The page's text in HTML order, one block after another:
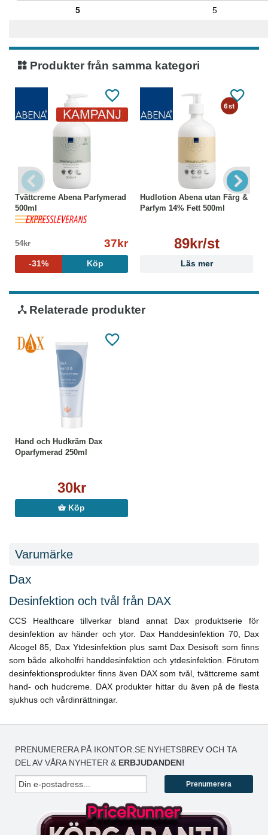
5 5
Produkter från samma kategori
Tvättcreme Abena Parfymerad
500ml
54kr 37kr
-31% Köp
Hudlotion Abena utan Färg &
Parfym 14% Fett 500ml
89kr/st
Läs mer
Relaterade produkter
Hand och Hudkräm Dax
Oparfymerad 250ml
30kr
Köp
Varumärke
Dax
Desinfektion och tvål från DAX
CCS Healthcare tillverkar bland annat Dax produktserie för
desinfektion av händer och ytor. Dax Handdesinfektion 70, Dax
Alcogel 85, Dax Ytdesinfektion plus samt Dax Desisoft som finns
som både alkoholfri handdesinfektion och ytdesinfektion. Förutom
desinfektionsprodukter finns även DAX som tvål, tvättcreme samt
hand- och hudcreme. DAX produkter hittar du även på de flesta
sjukhus och vårdinrättningar.
PRENUMERERA PÅ IKONTOR.SE NYHETSBREV OCH TA
DEL AV VÅRA NYHETER & ERBJUDANDEN!
Prenumerera